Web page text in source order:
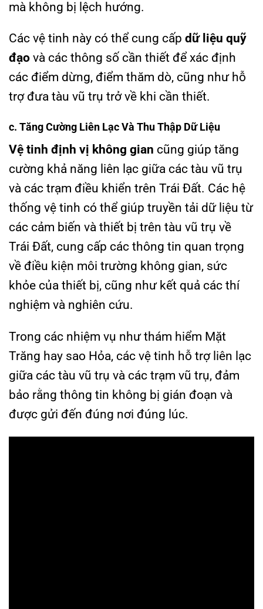
mà không bị lệch hướng.
Các vệ tinh này có thể cung cấp dữ liệu quỹ
đạo và các thông số cần thiết để xác định
các điểm dừng, điểm thăm dò, cũng như hỗ
trợ đưa tàu vũ trụ trở về khi cần thiết.
c. Tăng Cường Liên Lạc Và Thu Thập Dữ Liệu
Vệ tinh định vị không gian cũng giúp tăng
cường khả năng liên lạc giữa các tàu vũ trụ
và các trạm điều khiển trên Trái Đất. Các hệ
thống vệ tinh có thể giúp truyền tải dữ liệu từ
các cảm biến và thiết bị trên tàu vũ trụ về
Trái Đất, cung cấp các thông tin quan trọng
về điều kiện môi trường không gian, sức
khỏe của thiết bị, cũng như kết quả các thí
nghiệm và nghiên cứu.
Trong các nhiệm vụ như thám hiểm Mặt
Trăng hay sao Hỏa, các vệ tinh hỗ trợ liên lạc
giữa các tàu vũ trụ và các trạm vũ trụ, đảm
bảo rằng thông tin không bị gián đoạn và
được gửi đến đúng nơi đúng lúc.